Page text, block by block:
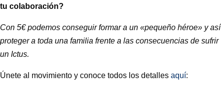
tu colaboración?
Con 5€ podemos conseguir formar a un «pequeño héroe» y así
proteger a toda una familia frente a las consecuencias de sufrir
un Ictus.
Únete al movimiento y conoce todos los detalles aquí: